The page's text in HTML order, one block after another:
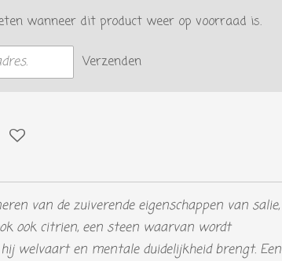
wanneer dit product weer op voorraad is.
Verzenden
van de zuiverende eigenschappen van salie,
ook citrien, een steen waarvan wordt
welvaart en mentale duidelijkheid brengt. Een